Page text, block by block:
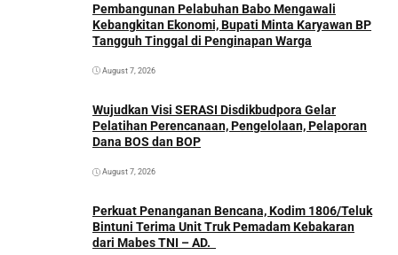
Pembangunan Pelabuhan Babo Mengawali
Kebangkitan Ekonomi, Bupati Minta Karyawan BP
Tangguh Tinggal di Penginapan Warga
August 7, 2026
Wujudkan Visi SERASI Disdikbudpora Gelar
Pelatihan Perencanaan, Pengelolaan, Pelaporan
Dana BOS dan BOP
August 7, 2026
Perkuat Penanganan Bencana, Kodim 1806/Teluk
Bintuni Terima Unit Truk Pemadam Kebakaran